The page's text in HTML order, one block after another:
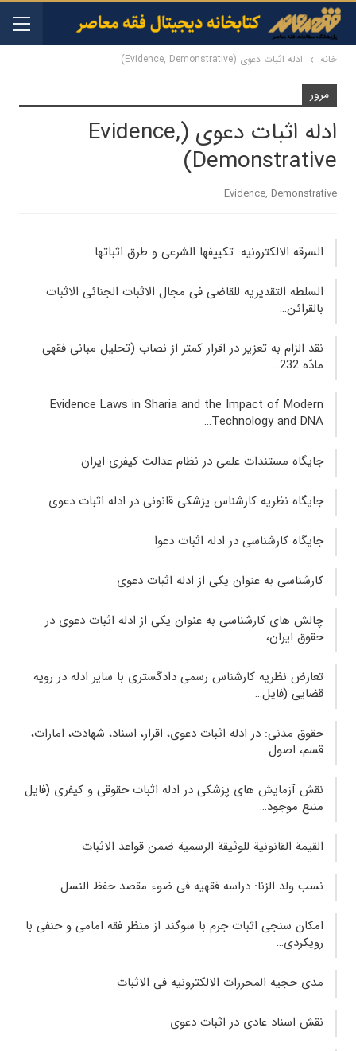
خانه ادله اثبات دعوی (Evidence, Demonstrative)
مرور
ادله اثبات دعوی (Evidence,
Demonstrative)
Evidence, Demonstrative
السرقه الالكترونيه: تكييفها الشرعی و طرق اثباتها
السلطه التقديريه للقاضی فی مجال الاثبات الجنائی الاثبات
بالقرائن…
نقد الزام به تعزیر در اقرار کمتر از نصاب (تحلیل مبانی فقهی
مادّه 232…
Evidence Laws in Sharia and the Impact of Modern
Technology and DNA…
جایگاه مستندات علمی در نظام عدالت کیفری ایران
جایگاه نظریه کارشناس پزشکی قانونی در ادله اثبات دعوی
جایگاه کارشناسی در ادله اثبات دعوا
کارشناسی به عنوان یکی از ادله اثبات دعوی
چالش های کارشناسی به عنوان یکی از ادله اثبات دعوی در
حقوق ایران،…
تعارض نظریه کارشناس رسمی دادگستری با سایر ادله در رویه
قضایی (فایل…
حقوق مدنی: در ادله اثبات دعوی، اقرار، اسناد، شهادت، امارات،
قسم، اصول…
نقش آزمایش های پزشکی در ادله اثبات حقوقی و کیفری (فایل
منبع موجود…
القیمة القانونیة للوثیقة الرسمیة ضمن قواعد الاثبات‌
نسب ولد الزنا: دراسه فقهیه فى ضوء مقصد حفظ النسل
امکان سنجی اثبات جرم با سوگند از منظر فقه امامی و حنفی با
رویکردی…
مدی حجیه المحررات الالکترونیه فی الاثبات
نقش اسناد عادی در اثبات دعوی